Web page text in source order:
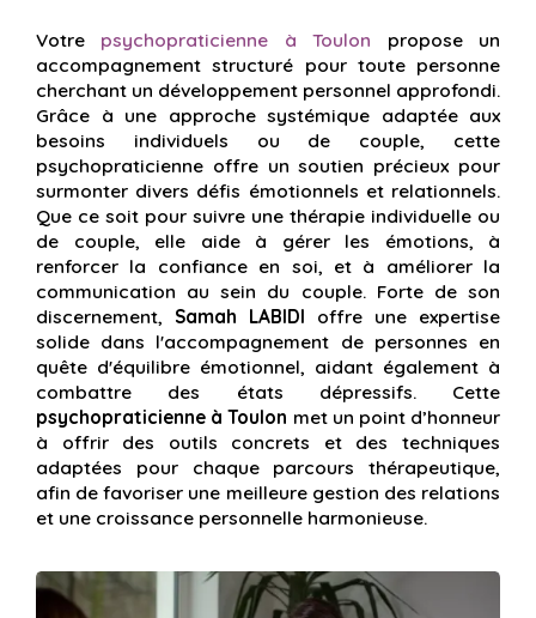
Votre psychopraticienne à Toulon propose un
accompagnement structuré pour toute personne
cherchant un développement personnel approfondi.
Grâce à une approche systémique adaptée aux
besoins individuels ou de couple, cette
psychopraticienne offre un soutien précieux pour
surmonter divers défis émotionnels et relationnels.
Que ce soit pour suivre une thérapie individuelle ou
de couple, elle aide à gérer les émotions, à
renforcer la confiance en soi, et à améliorer la
communication au sein du couple. Forte de son
discernement, Samah LABIDI offre une expertise
solide dans l'accompagnement de personnes en
quête d'équilibre émotionnel, aidant également à
combattre des états dépressifs. Cette
psychopraticienne à Toulon met un point d’honneur
à offrir des outils concrets et des techniques
adaptées pour chaque parcours thérapeutique,
afin de favoriser une meilleure gestion des relations
et une croissance personnelle harmonieuse.